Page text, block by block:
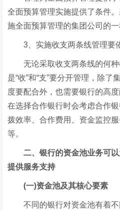
全面预算管理实施提供了条件
施全面预算管理的集团公司的一
3、实施收支两条线管理要依
无论采取收支两条线的何种
是“收”和“支”要分开管理，除了
度要配合外，也需要银行的高
在选择合作银行时会考虑合作
拨效率、合作费用、资金监控
等。
二、银行的资金池业务可以
提供服务支持
(一)资金池及其核心要素
不同的银行对资金池有着不